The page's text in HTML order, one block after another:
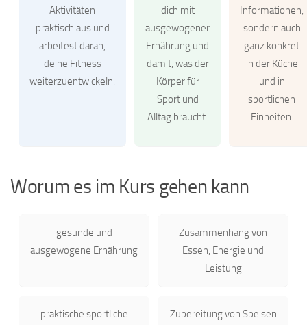
Aktivitäten
praktisch aus und
arbeitest daran,
deine Fitness
weiterzuentwickeln.
dich mit
ausgewogener
Ernährung und
damit, was der
Körper für
Sport und
Alltag braucht.
Informationen,
sondern auch
ganz konkret
in der Küche
und in
sportlichen
Einheiten.
Worum es im Kurs gehen kann
gesunde und
ausgewogene Ernährung
Zusammenhang von
Essen, Energie und
Leistung
praktische sportliche
Zubereitung von Speisen